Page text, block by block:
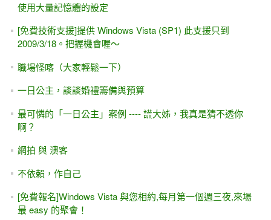
使用大量記憶體的設定
[免費技術支援]提供 Windows Vista (SP1) 此支援只到
2009/3/18。把握機會喔～
職場怪喀（大家輕鬆一下）
一日公主，談談婚禮籌備與預算
最可憐的「一日公主」案例 ---- 謊大姊，我真是猜不透你
啊？
網拍 與 澳客
不依賴，作自己
[免費報名]Windows Vista 與您相約,每月第一個週三夜,來場
最 easy 的聚會！